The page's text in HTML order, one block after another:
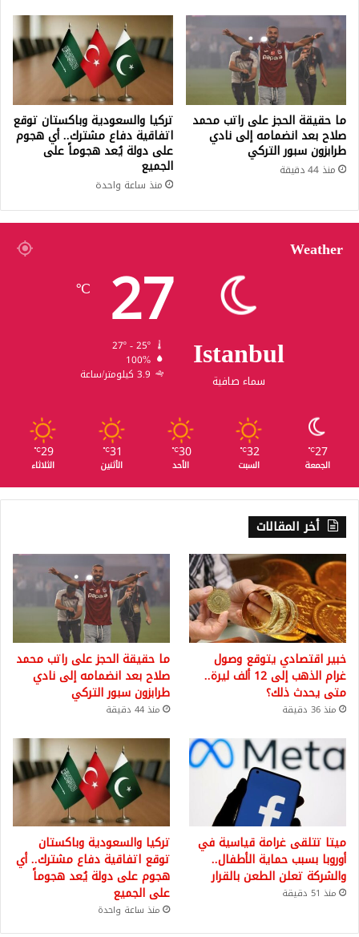
ما حقيقة الحجز على راتب محمد
صلاح بعد انضمامه إلى نادي
طرابزون سبور التركي
منذ 44 دقيقة
تركيا والسعودية وباكستان توقع
اتفاقية دفاع مشترك.. أي هجوم
على دولة يُعد هجوماً على
الجميع
منذ ساعة واحدة
Weather
Istanbul
سماء صافية
27
℃
27º - 25º
100%
3.9 كيلومتر/ساعة
27
℃
الجمعة
32
℃
السبت
30
℃
الأحد
31
℃
الأثنين
29
℃
الثلاثاء
أخر المقالات
خبير اقتصادي يتوقع وصول
غرام الذهب إلى 12 ألف ليرة..
متى يحدث ذلك؟
منذ 36 دقيقة
ما حقيقة الحجز على راتب محمد
صلاح بعد انضمامه إلى نادي
طرابزون سبور التركي
منذ 44 دقيقة
ميتا تتلقى غرامة قياسية في
أوروبا بسبب حماية الأطفال..
والشركة تعلن الطعن بالقرار
منذ 51 دقيقة
تركيا والسعودية وباكستان
توقع اتفاقية دفاع مشترك.. أي
هجوم على دولة يُعد هجوماً
على الجميع
منذ ساعة واحدة